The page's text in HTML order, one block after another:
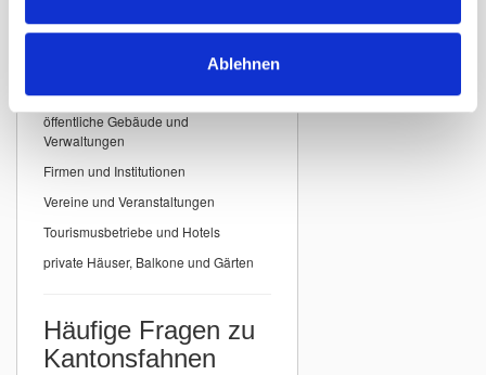
Ablehnen
Kantonsfahnen
Kantonsfahnen der Schweiz
öffentliche Gebäude und
Verwaltungen
Firmen und Institutionen
Vereine und Veranstaltungen
Tourismusbetriebe und Hotels
private Häuser, Balkone und Gärten
Häufige Fragen zu
Kantonsfahnen